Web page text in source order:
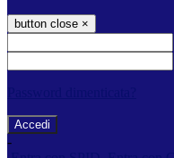
button close ×
-